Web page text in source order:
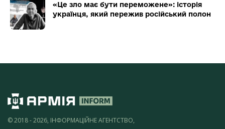
«Це зло має бути переможене»: історія
українця, який пережив російський полон
© 2018 - 2026, ІНФОРМАЦІЙНЕ АГЕНТСТВО,